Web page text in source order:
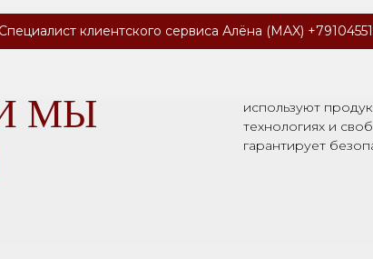
Специалист клиентского сервиса Алёна (MAX)
МЫ
Мы сотрудничаем
используют
технологиях и
гарантирует